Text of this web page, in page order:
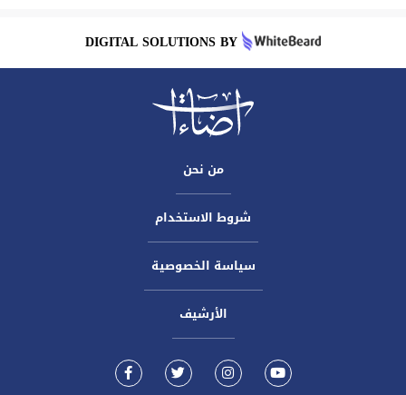
DIGITAL SOLUTIONS BY
من نحن
شروط الاستخدام
سياسة الخصوصية
الأرشيف